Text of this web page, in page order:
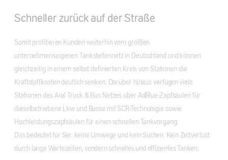
Schneller zurück auf der Straße
Somit profitieren Kunden weiterhin vom größten
unternehmenseigenen Tankstellennetz in Deutschland und können
gleichzeitig in einem selbst definierten Kreis von Stationen die
Kraftstoffkosten deutlich senken. Darüber hinaus verfügen viele
Stationen des Aral Truck & Bus Netzes über AdBlue-Zapfsäulen für
dieselbetriebene Lkw und Busse mit SCR-Technologie sowie
Hochleistungszapfsäulen für einen schnellen Tankvorgang.
Das bedeutet für Sie: keine Umwege und kein Suchen. Kein Zeitverlust
durch lange Wartezeiten, sondern schnelles und effizientes Tanken.